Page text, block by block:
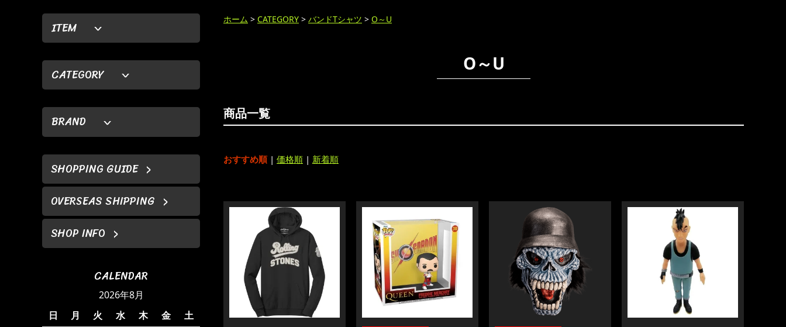
ITEM
CATEGORY
BRAND
SHOPPING GUIDE
OVERSEAS SHIPPING
SHOP INFO
CALENDAR
2026年8月
日
月 火 水 木 金 土
ホーム > CATEGORY > バンドTシャツ > O～U
O～U
商品一覧
おすすめ順| 価格順 | 新着順